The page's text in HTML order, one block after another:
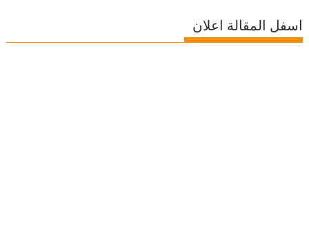
اسفل المقالة اعلان